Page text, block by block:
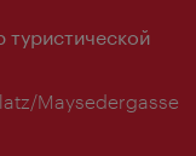
туристической
Maysedergasse